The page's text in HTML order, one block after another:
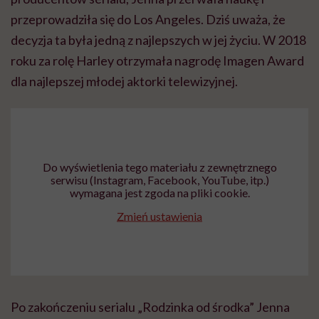
przeprowadziła się do Los Angeles. Dziś uważa, że
decyzja ta była jedną z najlepszych w jej życiu. W 2018
roku za rolę Harley otrzymała nagrodę Imagen Award
dla najlepszej młodej aktorki telewizyjnej.
Do wyświetlenia tego materiału z zewnętrznego
serwisu (Instagram, Facebook, YouTube, itp.)
wymagana jest zgoda na pliki cookie.
Zmień ustawienia
Po zakończeniu serialu „Rodzinka od środka” Jenna